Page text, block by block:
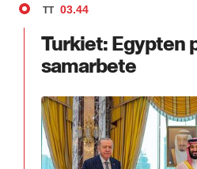
TT 03.44
Turkiet: Egypten
samarbete